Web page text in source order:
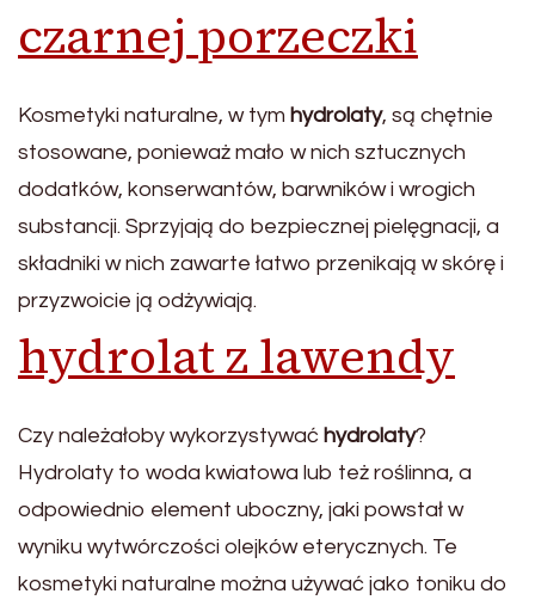
czarnej porzeczki
Kosmetyki naturalne, w tym hydrolaty, są chętnie
stosowane, ponieważ mało w nich sztucznych
dodatków, konserwantów, barwników i wrogich
substancji. Sprzyjają do bezpiecznej pielęgnacji, a
składniki w nich zawarte łatwo przenikają w skórę i
przyzwoicie ją odżywiają.
hydrolat z lawendy
Czy należałoby wykorzystywać hydrolaty?
Hydrolaty to woda kwiatowa lub też roślinna, a
odpowiednio element uboczny, jaki powstał w
wyniku wytwórczości olejków eterycznych. Te
kosmetyki naturalne można używać jako toniku do